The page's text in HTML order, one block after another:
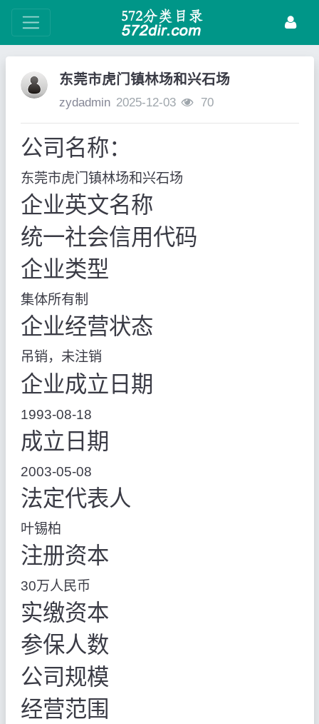
东莞市虎门镇林场和兴石场
zydadmin 2025-12-03 70
公司名称：
东莞市虎门镇林场和兴石场
企业英文名称
统一社会信用代码
企业类型
集体所有制
企业经营状态
吊销，未注销
企业成立日期
1993-08-18
成立日期
2003-05-08
法定代表人
叶锡柏
注册资本
30万人民币
实缴资本
参保人数
公司规模
经营范围